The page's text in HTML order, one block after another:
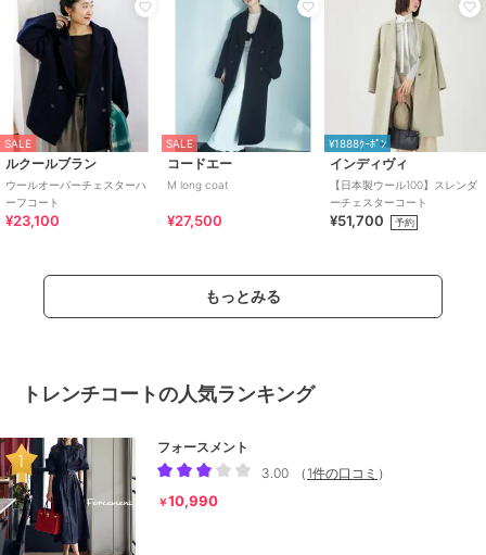
SALE
ルクールブラン
ウールオーバーチェスターハ
ーフコート
¥23,100
SALE
コードエー
M long coat
¥27,500
¥1888ｸｰﾎﾟﾝ
インディヴィ
【日本製ウール100】スレンダ
ーチェスターコート
¥51,700 予約
もっとみる
トレンチコートの人気ランキング
フォースメント
3.00
（ 1件の口コミ ）
￥10,990